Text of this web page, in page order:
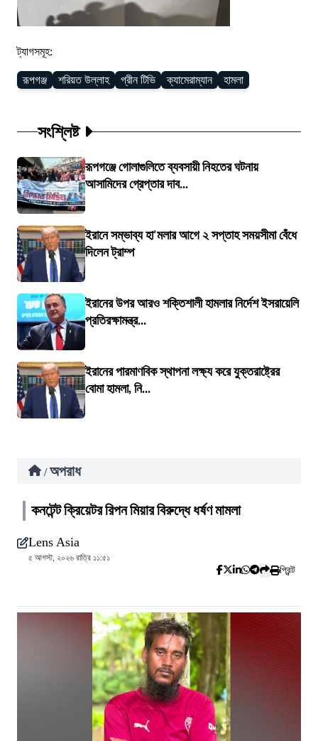
ট্যাগসমূহ:
রূপগঞ্জ শরিয়ত উল্লাহ গ্রীন টিভি ক্যামেরাম্যান হামলা
সংশ্লিষ্ট
রূপগঞ্জে গোলাগুলিতে ব্যবসায়ী নিহতের ঘটনায়
আসামিদের গ্রেপ্তার দাব...
ইরানে সম্ভাব্য হা'মলার আগে ২ সপ্তাহ সময়সীমা বেঁধে
দিলেন ট্রাম্প
ইরানের উপর আরও শক্তিশালী হামলার নির্দেশ ইসরায়েলি
প্রতিরক্ষামন্ত্র...
ইরানের পারমাণবিক স্থাপনা লক্ষ্য করে যুক্তরাষ্ট্রের
বোমা হামলা, নি...
/ অপরাধ
কনটেন্ট ক্রিয়েটর রিপন মিয়ার বিরুদ্ধে ধর্ষণ মামলা
Lens Asia
৫ আগস্ট, ২০২৬ রাত্রি ১১:৫১
প্রিন্ট